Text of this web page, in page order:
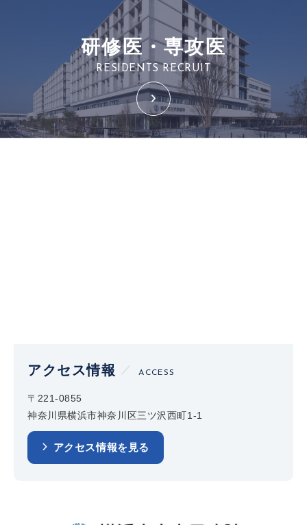
研修医・専攻医
RESIDENTS RECRUIT
アクセス情報 ACCESS
〒221-0855
神奈川県横浜市神奈川区三ツ沢西町1-1
アクセス情報を見る